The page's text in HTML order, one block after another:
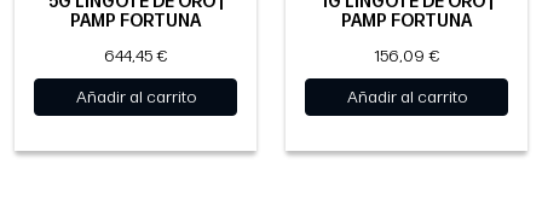
PAMP FORTUNA
644,45 €
Añadir al carrito
PAMP FORTUNA
156,09 €
Añadir al carrito